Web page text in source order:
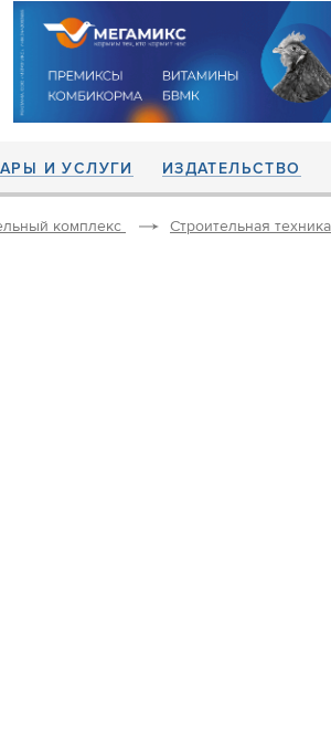
И УСЛУГИ ИЗДАТЕЛЬСТВО
комплекс Строительная